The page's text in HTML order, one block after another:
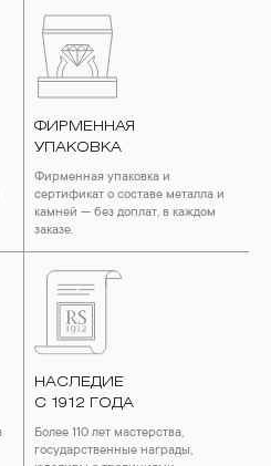
ФИРМЕННАЯ
УПАКОВКА
Фирменная упаковка и
сертификат о составе металла и
камней — без доплат, в каждом
заказе.
НАСЛЕДИЕ
С 1912 ГОДА
Более 110 лет мастерства,
государственные награды,